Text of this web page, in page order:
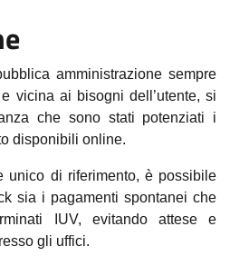
amministrazione sempre
vicina ai bisogni dell’utente, si
che sono stati potenziati i
disponibili online.
unico di riferimento, è possibile
sia i pagamenti spontanei che
IUV, evitando attese e
gli uffici.